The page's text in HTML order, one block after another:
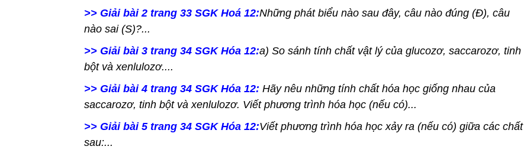
>> Giải bài 2 trang 33 SGK Hoá 12:Những phát biểu nào sau đây, câu nào đúng (Đ), câu
nào sai (S)?...
>> Giải bài 3 trang 34 SGK Hóa 12:a) So sánh tính chất vật lý của glucozơ, saccarozơ, tinh
bột và xenlulozơ....
>> Giải bài 4 trang 34 SGK Hóa 12: Hãy nêu những tính chất hóa học giống nhau của
saccarozơ, tinh bột và xenlulozơ. Viết phương trình hóa học (nếu có)...
>> Giải bài 5 trang 34 SGK Hóa 12:Viết phương trình hóa học xảy ra (nếu có) giữa các chất
sau:...